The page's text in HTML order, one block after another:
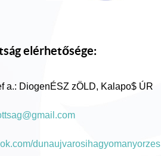
elérhetősége:
a.: DiogenÉSZ zÖLD, Kalapo$ ÚR
dunaujvarosihagyomanyorzes